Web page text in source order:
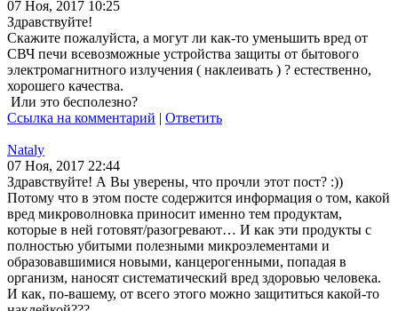
07 Ноя, 2017 10:25
Здравствуйте!
Скажите пожалуйста, а могут ли как-то уменьшить вред от
СВЧ печи всевозможные устройства защиты от бытового
электромагнитного излучения ( наклеивать ) ? естественно,
хорошего качества.
Или это бесполезно?
Ссылка на комментарий | Ответить
Nataly
07 Ноя, 2017 22:44
Здравствуйте! А Вы уверены, что прочли этот пост? :))
Потому что в этом посте содержится информация о том, какой
вред микроволновка приносит именно тем продуктам,
которые в ней готовят/разогревают… И как эти продукты с
полностью убитыми полезными микроэлементами и
образовавшимися новыми, канцерогенными, попадая в
организм, наносят систематический вред здоровью человека.
И как, по-вашему, от всего этого можно защититься какой-то